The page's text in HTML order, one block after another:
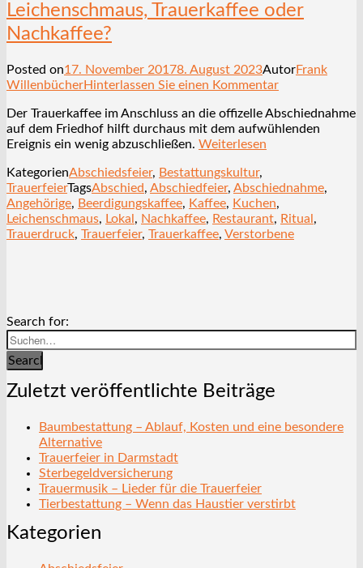
Leichenschmaus, Trauerkaffee oder
Nachkaffee?
Posted on17. November 20178. August 2023AutorFrank
WillenbücherHinterlassen Sie einen Kommentar
Der Trauerkaffee im Anschluss an die offizelle Abschiednahme
auf dem Friedhof hilft durchaus mit dem aufwühlenden
Ereignis ein wenig abzuschließen. Weiterlesen
KategorienAbschiedsfeier, Bestattungskultur,
TrauerfeierTagsAbschied, Abschiedfeier, Abschiednahme,
Angehörige, Beerdigungskaffee, Kaffee, Kuchen,
Leichenschmaus, Lokal , Nachkaffee, Restaurant, Ritual ,
Trauerdruck, Trauerfeier, Trauerkaffee, Verstorbene
Search for:
Search
Zuletzt veröffentlichte Beiträge
Baumbestattung – Ablauf, Kosten und eine besondere
Alternative
Trauerfeier in Darmstadt
Sterbegeldversicherung
Trauermusik – Lieder für die Trauerfeier
Tierbestattung – Wenn das Haustier verstirbt
Kategorien